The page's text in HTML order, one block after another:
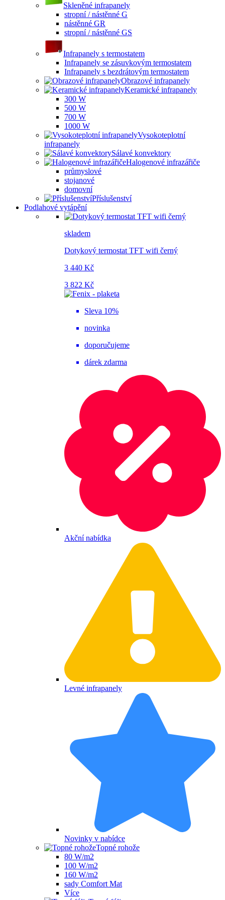
Skleněné infrapanely
stropní / nástěnné G
nástěnné GR
stropní / nástěnné GS
Infrapanely s termostatem
Infrapanely se zásuvkovým termostatem
Infrapanely s bezdrátovým termostatem
Obrazové infrapanely
Keramické infrapanely
300 W
500 W
700 W
1000 W
Vysokoteplotní
infrapanely
Sálavé konvektory
Halogenové infrazářiče
průmyslové
stojanové
domovní
Příslušenství
Podlahové vytápění
skladem
Dotykový termostat TFT wifi černý
3 440 Kč
3 822 Kč
Sleva 10%
novinka
doporučujeme
dárek zdarma
Akční nabídka
Levné infrapanely
Novinky v nabídce
Topné rohože
80 W/m2
100 W/m2
160 W/m2
sady Comfort Mat
Více